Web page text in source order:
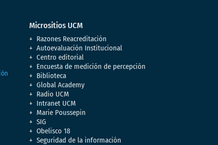
Micrositios UCM
Razones Reacreditación
Autoevaluación Institucional
Centro editorial
Encuesta de medición de percepción
Biblioteca
Global Academy
Radio UCM
Intranet UCM
Marie Poussepin
SIG
Obelisco 18
Seguridad de la información